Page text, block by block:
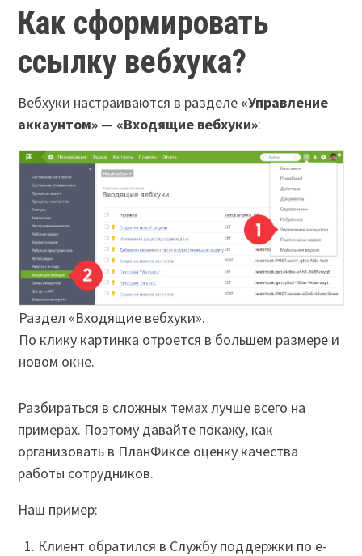
Как сформировать
ссылку вебхука?
Вебхуки настраиваются в разделе «Управление
аккаунтом» — «Входящие вебхуки»:
Раздел «Входящие вебхуки».
По клику картинка отроется в большем размере и
новом окне.
Разбираться в сложных темах лучше всего на
примерах. Поэтому давайте покажу, как
организовать в ПланФиксе оценку качества
работы сотрудников.
Наш пример:
Клиент обратился в Службу поддержки по e-